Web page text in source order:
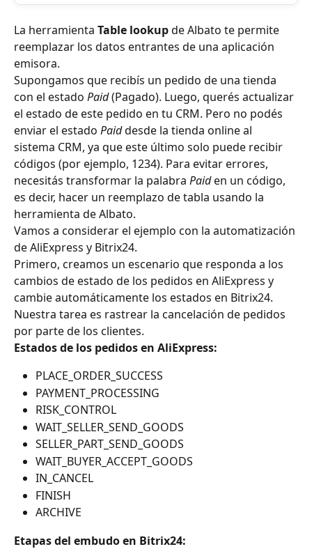
La herramienta Table lookup de Albato te permite
reemplazar los datos entrantes de una aplicación
emisora.
Supongamos que recibís un pedido de una tienda
con el estado Paid (Pagado). Luego, querés actualizar
el estado de este pedido en tu CRM. Pero no podés
enviar el estado Paid desde la tienda online al
sistema CRM, ya que este último solo puede recibir
códigos (por ejemplo, 1234). Para evitar errores,
necesitás transformar la palabra Paid en un código,
es decir, hacer un reemplazo de tabla usando la
herramienta de Albato.
Vamos a considerar el ejemplo con la automatización
de AliExpress y Bitrix24.
Primero, creamos un escenario que responda a los
cambios de estado de los pedidos en AliExpress y
cambie automáticamente los estados en Bitrix24.
Nuestra tarea es rastrear la cancelación de pedidos
por parte de los clientes.
Estados de los pedidos en AliExpress:
PLACE_ORDER_SUCCESS
PAYMENT_PROCESSING
RISK_CONTROL
WAIT_SELLER_SEND_GOODS
SELLER_PART_SEND_GOODS
WAIT_BUYER_ACCEPT_GOODS
IN_CANCEL
FINISH
ARCHIVE
Etapas del embudo en Bitrix24: